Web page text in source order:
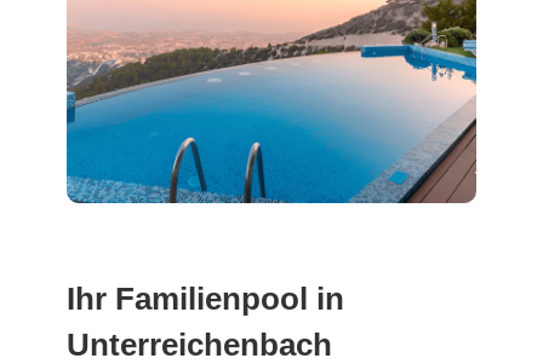
Ihr Familienpool in
Unterreichenbach